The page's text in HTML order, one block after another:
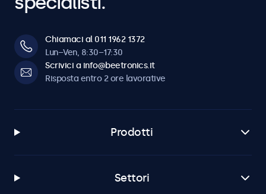
Chiamaci al 011 1962 1372
Lun–Ven, 8:30–17:30
Scrivici a info@beetronics.it
Risposta entro 2 ore lavorative
Prodotti
Settori